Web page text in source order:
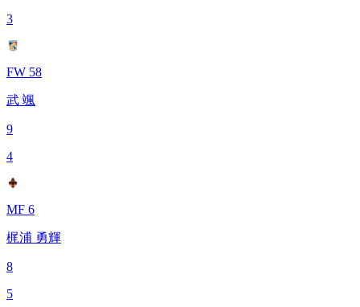
3
FW 58
武 颯
9
4
MF 6
梶浦 勇輝
8
5